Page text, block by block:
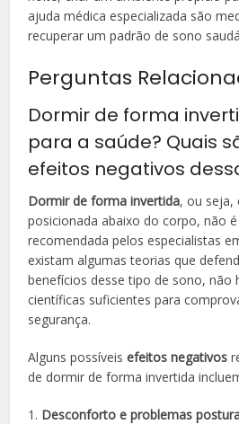
ajuda médica especializada são
recuperar um padrão de sono
Perguntas
Dormir de forma
para a saúde? Quais
efeitos negativos
Dormir de forma invertida, ou seja,
posicionada abaixo do corpo, não
recomendada pelos especialistas
existam algumas teorias que
benefícios desse tipo de sono, não
científicas suficientes para
segurança.
Alguns possíveisefeitos negativos
de dormir de forma invertida
1. Desconforto e problemas